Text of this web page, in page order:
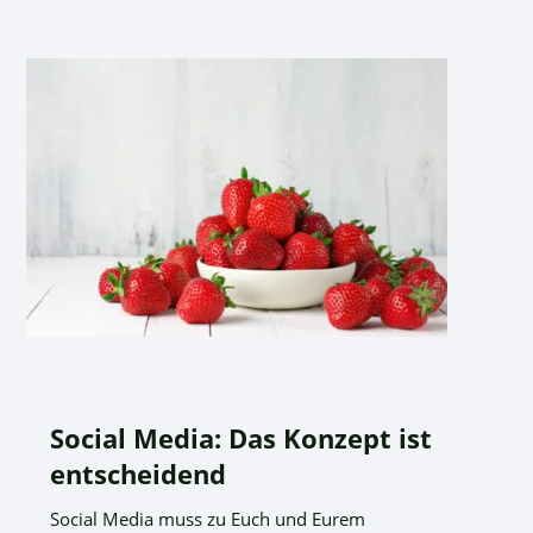
Social Media: Das Konzept ist
entscheidend
Social Media muss zu Euch und Eurem